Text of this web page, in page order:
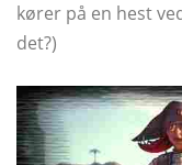
kører på en hest
det?)